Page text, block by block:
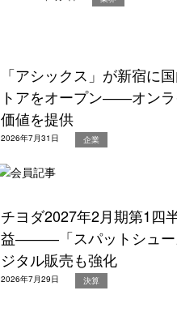
「アシックス」が新宿に
トアをオープン――オン
価値を提供
2026年7月31日 企業
チヨダ2027年2月期第1四
益―――「スパットシュー
ジタル販売も強化
2026年7月29日 決算